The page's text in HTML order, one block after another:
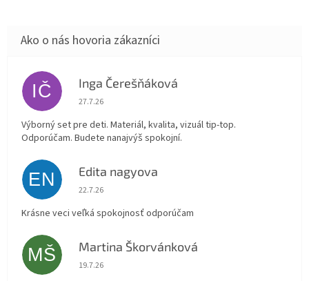
IČ Inga Čerešňáková
Hodnotenie obchodu je 5 z 5 hviezdičiek.
27.7.26
Výborný set pre deti. Materiál, kvalita, vizuál tip-top.
Odporúčam. Budete nanajvýš spokojní.
EN Edita nagyova
Hodnotenie obchodu je 5 z 5 hviezdičiek.
22.7.26
Krásne veci veľká spokojnosť odporúčam
MŠ Martina Škorvánková
Hodnotenie obchodu je 5 z 5 hviezdičiek.
19.7.26